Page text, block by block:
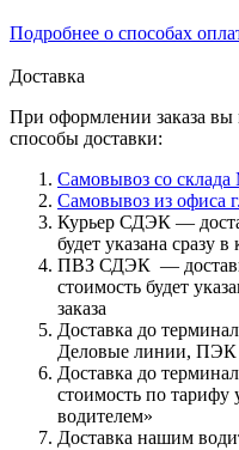
Подробнее о способах
Доставка
При оформлении заказа
способы доставки:
Самовывоз со
Самовывоз из офиса
Курьер СДЭК —
будет указана сразу
ПВЗ СДЭК —
стоимость будет
заказа
Доставка до
Деловые линии, ПЭК
Доставка до
стоимость по
водителем»
Доставка нашим